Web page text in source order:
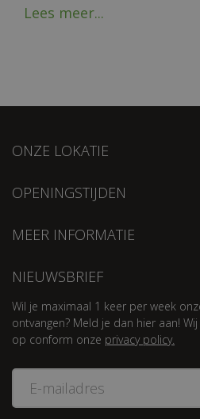
Lees meer...
ONZE LOKATIE
OPENINGSTIJDEN
MEER INFORMATIE
NIEUWSBRIEF
Wil je maximaal 1 keer per week
ontvangen? Meld je dan hier aan!
op conform onze privacy policy.